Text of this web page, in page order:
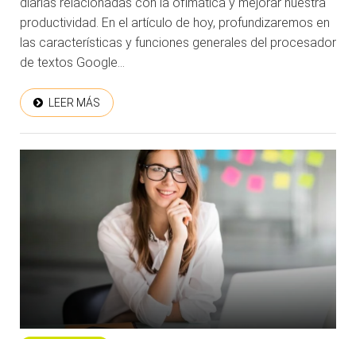
productividad. En el artículo de hoy, profundizaremos en
las características y funciones generales del procesador
de textos Google...
LEER MÁS